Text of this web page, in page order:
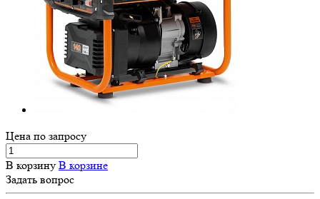
Цена по запросу
В корзину В корзине
Задать вопрос